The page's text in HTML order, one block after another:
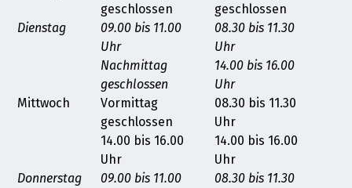
geschlossen
geschlossen
Dienstag
09.00 bis 11.00
Uhr
08.30 bis 11.30
Uhr
Nachmittag
geschlossen
14.00 bis 16.00
Uhr
Mittwoch
Vormittag
geschlossen
08.30 bis 11.30
Uhr
14.00 bis 16.00
Uhr
14.00 bis 16.00
Uhr
Donnerstag
09.00 bis 11.00
08.30 bis 11.30